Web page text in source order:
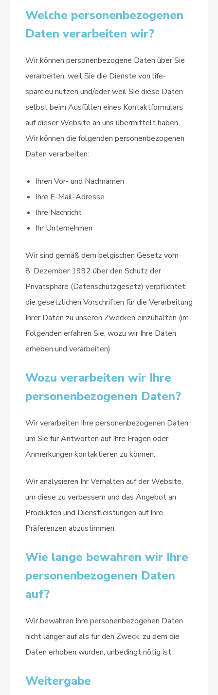
Welche personenbezogenen
Daten verarbeiten wir?
Wir können personenbezogene Daten über Sie
verarbeiten, weil Sie die Dienste von life-
sparc.eu nutzen und/oder weil Sie diese Daten
selbst beim Ausfüllen eines Kontaktformulars
auf dieser Website an uns übermittelt haben.
Wir können die folgenden personenbezogenen
Daten verarbeiten:
Ihren Vor- und Nachnamen
Ihre E-Mail-Adresse
Ihre Nachricht
Ihr Unternehmen
Wir sind gemäß dem belgischen Gesetz vom
8. Dezember 1992 über den Schutz der
Privatsphäre (Datenschutzgesetz) verpflichtet,
die gesetzlichen Vorschriften für die Verarbeitung
Ihrer Daten zu unseren Zwecken einzuhalten (im
Folgenden erfahren Sie, wozu wir Ihre Daten
erheben und verarbeiten).
Wozu verarbeiten wir Ihre
personenbezogenen Daten?
Wir verarbeiten Ihre personenbezogenen Daten,
um Sie für Antworten auf Ihre Fragen oder
Anmerkungen kontaktieren zu können.
Wir analysieren Ihr Verhalten auf der Website,
um diese zu verbessern und das Angebot an
Produkten und Dienstleistungen auf Ihre
Präferenzen abzustimmen.
Wie lange bewahren wir Ihre
personenbezogenen Daten
auf?
Wir bewahren Ihre personenbezogenen Daten
nicht länger auf als für den Zweck, zu dem die
Daten erhoben wurden, unbedingt nötig ist.
Weitergabe